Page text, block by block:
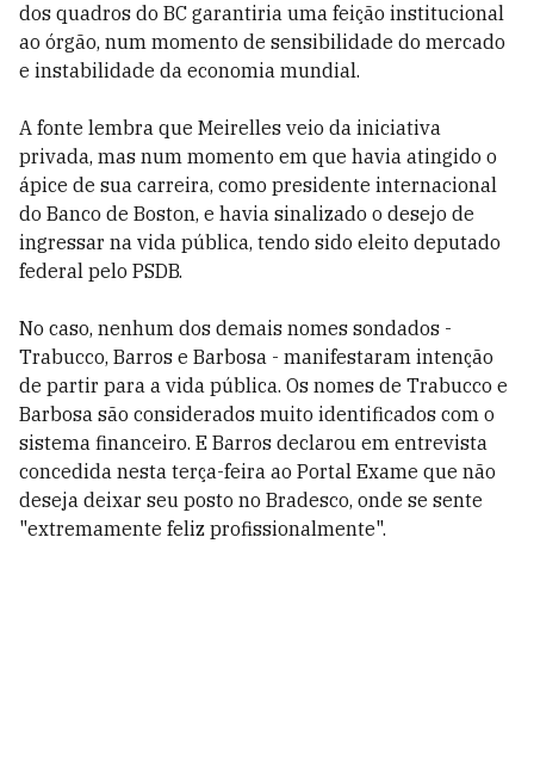
dos quadros do BC garantiria uma feição institucional
ao órgão, num momento de sensibilidade do mercado
e instabilidade da economia mundial.
A fonte lembra que Meirelles veio da iniciativa
privada, mas num momento em que havia atingido o
ápice de sua carreira, como presidente internacional
do Banco de Boston, e havia sinalizado o desejo de
ingressar na vida pública, tendo sido eleito deputado
federal pelo PSDB.
No caso, nenhum dos demais nomes sondados -
Trabucco, Barros e Barbosa - manifestaram intenção
de partir para a vida pública. Os nomes de Trabucco e
Barbosa são considerados muito identificados com o
sistema financeiro. E Barros declarou em entrevista
concedida nesta terça-feira ao Portal Exame que não
deseja deixar seu posto no Bradesco, onde se sente
"extremamente feliz profissionalmente".